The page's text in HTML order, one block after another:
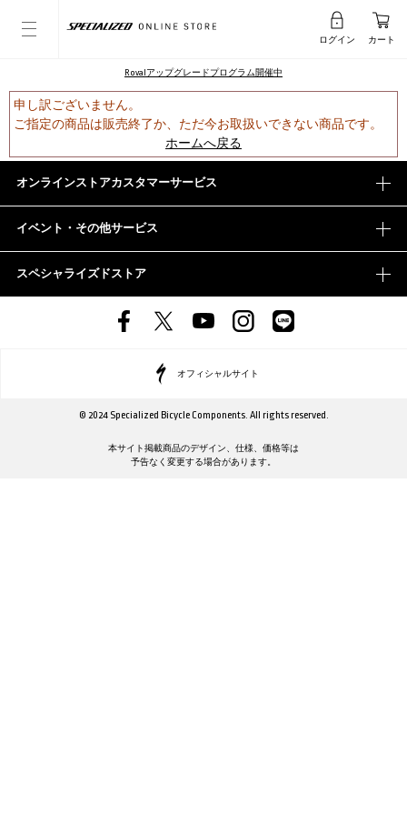
ログイン カート
Rovalアップグレードプログラム開催中
申し訳ございません。
ご指定の商品は販売終了か、ただ今お取扱いできない商品です。
ホームへ戻る
オンラインストアカスタマーサービス
イベント・その他サービス
スペシャライズドストア
オフィシャルサイト
© 2024 Specialized Bicycle Components. All rights reserved.
本サイト掲載商品のデザイン、仕様、価格等は
予告なく変更する場合があります。